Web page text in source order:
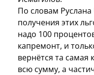
По словам
получения этих
надо 100
капремонт, и
вернётся та
всю сумму, а